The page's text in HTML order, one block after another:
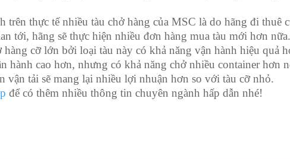
trên thực tế nhiều tàu chở hàng của MSC là do hãng đi thuê
tới, hãng sẽ thực hiện nhiều đơn hàng mua tàu mới hơn nữa.
cỡ lớn bởi loại tàu này có khả năng vận hành hiệu quả
hành cao hơn, nhưng có khả năng chở nhiều container hơn
vận tải sẽ mang lại nhiều lợi nhuận hơn so với tàu cỡ nhỏ.
để có thêm nhiều thông tin chuyên ngành hấp dẫn nhé!